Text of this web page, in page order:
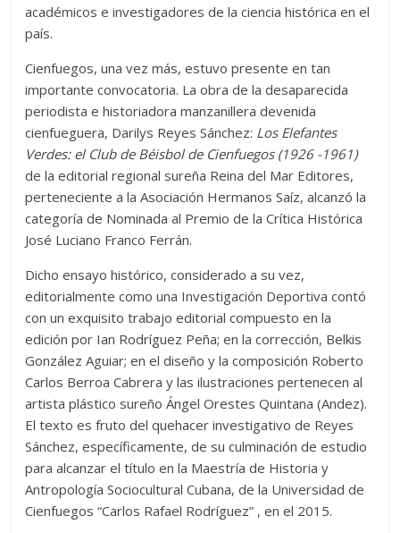
académicos e investigadores de la ciencia histórica en el
país.
Cienfuegos, una vez más, estuvo presente en tan
importante convocatoria. La obra de la desaparecida
periodista e historiadora manzanillera devenida
cienfueguera, Darilys Reyes Sánchez: Los Elefantes
Verdes: el Club de Béisbol de Cienfuegos (1926 -1961)
de la editorial regional sureña Reina del Mar Editores,
perteneciente a la Asociación Hermanos Saíz, alcanzó la
categoría de Nominada al Premio de la Crítica Histórica
José Luciano Franco Ferrán.
Dicho ensayo histórico, considerado a su vez,
editorialmente como una Investigación Deportiva contó
con un exquisito trabajo editorial compuesto en la
edición por Ian Rodríguez Peña; en la corrección, Belkis
González Aguiar; en el diseño y la composición Roberto
Carlos Berroa Cabrera y las ilustraciones pertenecen al
artista plástico sureño Ángel Orestes Quintana (Andez).
El texto es fruto del quehacer investigativo de Reyes
Sánchez, específicamente, de su culminación de estudio
para alcanzar el título en la Maestría de Historia y
Antropología Sociocultural Cubana, de la Universidad de
Cienfuegos “Carlos Rafael Rodríguez” , en el 2015.